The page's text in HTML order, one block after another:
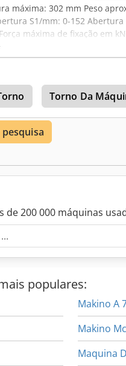
máxima: 302 mm Peso
S1/mm: 0-152
máxima de fixação em
pré-usinada Largura das
Inclui 2x grampos de
Torno Da
200 000 máquinas
populares:
Makino A
Makino
Maquina